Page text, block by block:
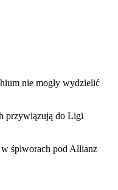
nie mogły wydzielić
przywiązują do Ligi
w śpiworach pod Allianz